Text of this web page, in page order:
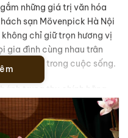
những giá trị văn hóa
sạn Mövenpick Hà Nội
chỉ giữ trọn hương vị
gia đình cùng nhau trân
quý báu trong cuộc sống.
trung thu chính hãng
hoặc liên hệ với chúng